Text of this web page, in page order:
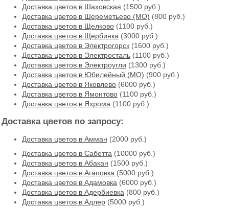
Доставка цветов в Шаховская (1500 руб.)
Доставка цветов в Шереметьево (МО) (800 руб.)
Доставка цветов в Щелково (1100 руб.)
Доставка цветов в Щербинка (3000 руб.)
Доставка цветов в Электрогорск (1600 руб.)
Доставка цветов в Электросталь (1100 руб.)
Доставка цветов в Электроугли (1300 руб.)
Доставка цветов в Юбилейный (МО) (900 руб.)
Доставка цветов в Яковлево (6000 руб.)
Доставка цветов в Ямонтово (1100 руб.)
Доставка цветов в Яхрома (1100 руб.)
Доставка цветов по запросу:
Доставка цветов в Амман (2000 руб.)
Доставка цветов в Cабетта (10000 руб.)
Доставка цветов в Абакан (1500 руб.)
Доставка цветов в Агаповка (5000 руб.)
Доставка цветов в Адамовка (6000 руб.)
Доставка цветов в Адербиевка (800 руб.)
Доставка цветов в Адлер (5000 руб.)